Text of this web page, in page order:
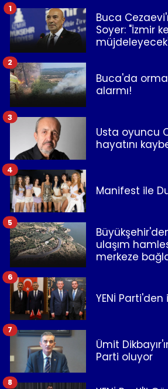
Buca
Soyer: "İzmir
1
Buca'da
alarmı!
2
Usta oyuncu
hayatını
3
Manifest ile
4
ulaşım
merkeze
5
YENİ
6
Ümit
Parti oluyor
7
8